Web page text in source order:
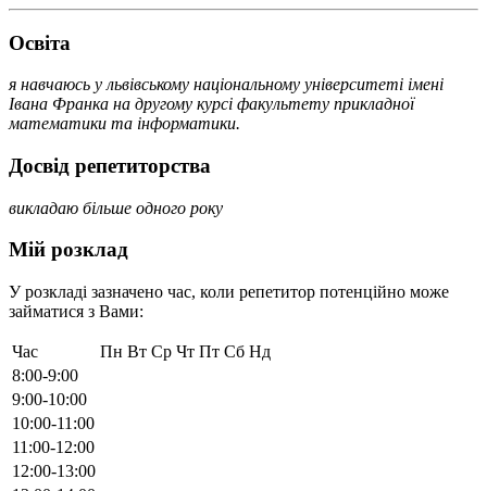
Освiта
я навчаюсь у львівському національному університеті імені
Івана Франка на другому курсі факультету прикладної
математики та інформатики.
Досвід репетиторства
викладаю більше одного року
Мій розклад
У розкладі зазначено час, коли репетитор потенційно може
займатися з Вами:
Час Пн Вт Ср Чт Пт Сб Нд
8:00-9:00
9:00-10:00
10:00-11:00
11:00-12:00
12:00-13:00